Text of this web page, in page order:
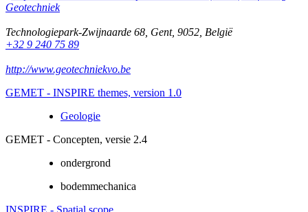
Geotechniek
Technologiepark-Zwijnaarde 68 Gent, 9052 België
+32 9 240 75 89
http://www.geotechniekvo.be
GEMET - INSPIRE themes, version 1.0
Geologie
GEMET - Concepten, versie 2.4
ondergrond
bodemmechanica
INSPIRE - Spatial scope